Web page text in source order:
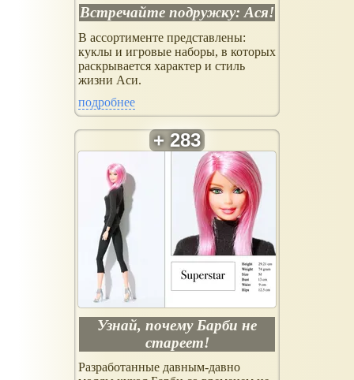
Встречайте подружку: Ася!
В ассортименте представлены:
куклы и игровые наборы, в которых
раскрывается характер и стиль
жизни Аси.
подробнее
Узнай, почему Барби не
стареет!
Разработанные давным-давно